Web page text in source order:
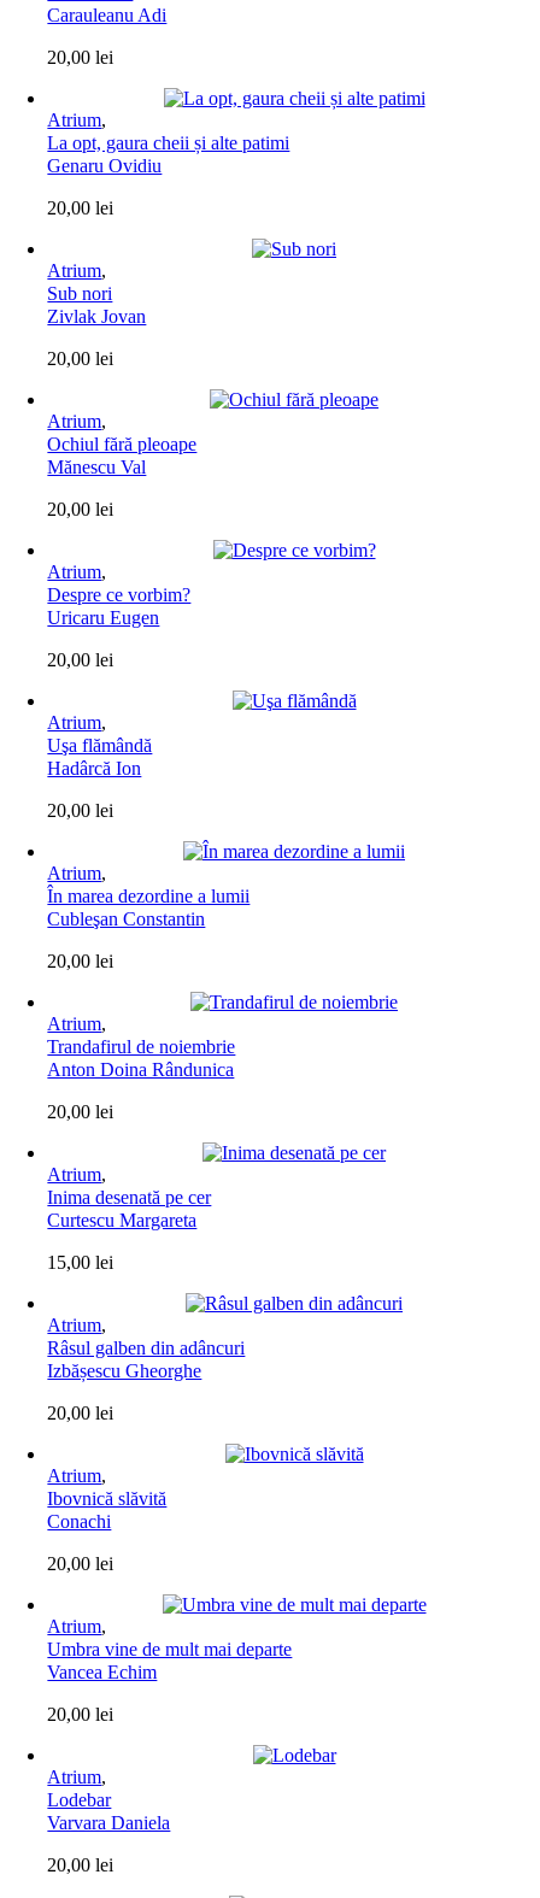
Carauleanu Adi
20,00lei
Atrium,
La opt, gaura cheii și alte patimi
Genaru Ovidiu
20,00lei
Atrium,
Sub nori
Zivlak Jovan
20,00lei
Atrium,
Ochiul fără pleoape
Mănescu Val
20,00lei
Atrium,
Despre ce vorbim?
Uricaru Eugen
20,00lei
Atrium,
Uşa flămândă
Hadârcă Ion
20,00lei
Atrium,
În marea dezordine a lumii
Cubleşan Constantin
20,00lei
Atrium,
Trandafirul de noiembrie
Anton Doina Rândunica
20,00lei
Atrium,
Inima desenată pe cer
Curtescu Margareta
15,00lei
Atrium,
Râsul galben din adâncuri
Izbășescu Gheorghe
20,00lei
Atrium,
Ibovnică slăvită
Conachi
20,00lei
Atrium,
Umbra vine de mult mai departe
Vancea Echim
20,00lei
Atrium,
Lodebar
Varvara Daniela
20,00lei